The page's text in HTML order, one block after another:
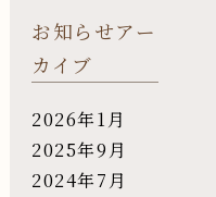
お知らせアー
カイブ
2026年1月
2025年9月
2024年7月